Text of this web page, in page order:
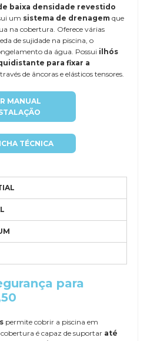
baixa densidade revestido
um sistema de drenagem que
na cobertura. Oferece várias
de sujidade na piscina, o
da água. Possui ilhós
para fixar a
de âncoras e elásticos tensores.
MANUAL
TÉCNICA
para
permite cobrir a piscina em
é capaz de suportar até